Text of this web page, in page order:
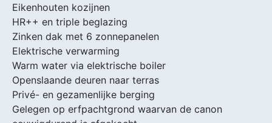
Eikenhouten kozijnen
HR++ en triple beglazing
Zinken dak met 6 zonnepanelen
Elektrische verwarming
Warm water via elektrische boiler
Openslaande deuren naar terras
Privé- en gezamenlijke berging
Gelegen op erfpachtgrond waarvan de canon